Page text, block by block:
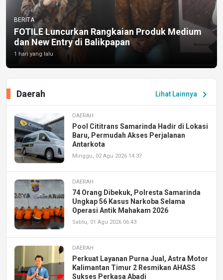
BERITA
FOTILE Luncurkan Rangkaian Produk Medium
dan New Entry di Balikpapan
1 hari yang lalu
Lihat Lainnya chevron_right
Daerah
DAERAH
Pool Cititrans Samarinda Hadir di Lokasi
Baru, Permudah Akses Perjalanan
Antarkota
Minggu, 02 Agu 2026 14:37
DAERAH
74 Orang Dibekuk, Polresta Samarinda
Ungkap 56 Kasus Narkoba Selama
Operasi Antik Mahakam 2026
Sabtu, 01 Agu 2026 06:43
DAERAH
Perkuat Layanan Purna Jual, Astra Motor
Kalimantan Timur 2 Resmikan AHASS
Sukses Perkasa Abadi